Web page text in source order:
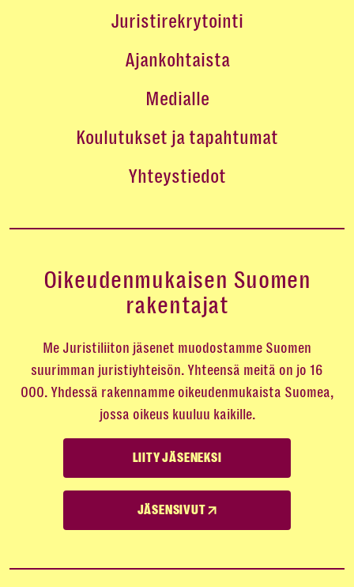
Juristirekrytointi
Ajankohtaista
Medialle
Koulutukset ja tapahtumat
Yhteystiedot
Oikeudenmukaisen Suomen
rakentajat
Me Juristiliiton jäsenet muodostamme Suomen
suurimman juristiyhteisön. Yhteensä meitä on jo 16
000. Yhdessä rakennamme oikeudenmukaista Suomea,
jossa oikeus kuuluu kaikille.
LIITY JÄSENEKSI
JÄSENSIVUT